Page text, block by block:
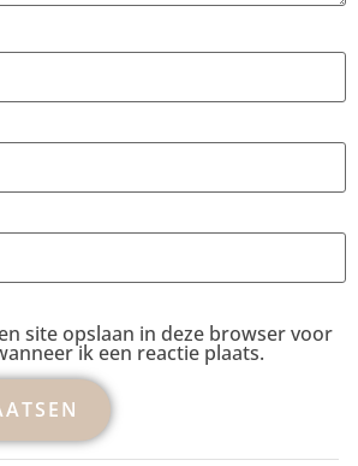
site opslaan in deze browser voor
ik een reactie plaats.